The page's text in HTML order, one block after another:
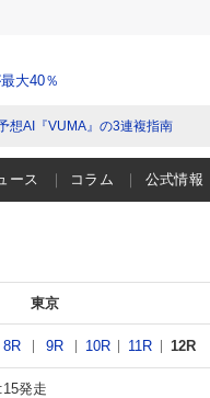
大40％
想AI『VUMA』の3連複指南
ース コラム 公式情報
東京
8R 9R 10R 11R 12R
発走